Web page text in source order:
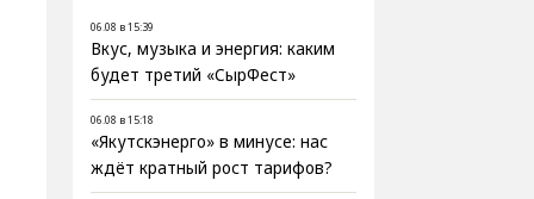
06.08 в 15:39
Вкус, музыка и энергия: каким
будет третий «СырФест»
06.08 в 15:18
«Якутскэнерго» в минусе: нас
ждёт кратный рост тарифов?